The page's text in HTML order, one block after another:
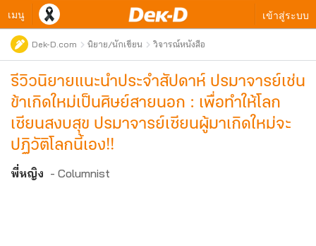
เมนู เข้าสู่ระบบ
Dek-D.com นิยาย/นักเขียน วิจารณ์หนังสือ
รีวิวนิยายแนะนำประจำสัปดาห์ ปรมาจารย์เช่น
ข้าเกิดใหม่เป็นศิษย์สายนอก : เพื่อทำให้โลก
เซียนสงบสุข ปรมาจารย์เซียนผู้มาเกิดใหม่จะ
ปฏิวัติโลกนี้เอง!!
พี่หญิง - Columnist